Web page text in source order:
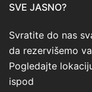
SVE JASNO?
Svratite do nas
da rezervišemo
Pogledajte
ispod